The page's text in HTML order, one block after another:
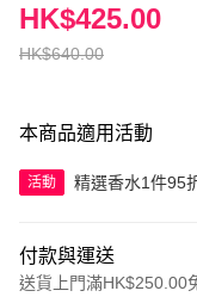
HK$640.00
HK$425.00
本商品適用活動
活動 精選香水1件95
付款與運送
送貨上門滿HK$250.00